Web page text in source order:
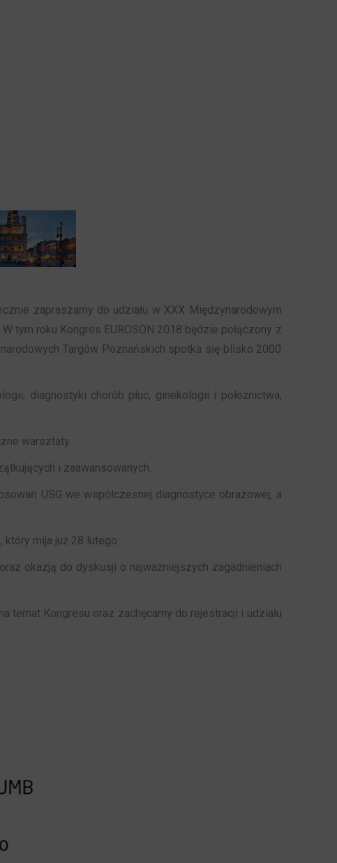
zapraszamy do udziału w XXX Międzynarodowym
tym roku Kongres EUROSON 2018 będzie połączony z
Targów Poznańskich spotka się blisko 2000
diagnostyki chorób płuc, ginekologii i położnictwa,
warsztaty.
i zaawansowanych.
USG we współczesnej diagnostyce obrazowej, a
który mija już 28 lutego.
okazją do dyskusji o najważniejszych zagadnieniach
temat Kongresu oraz zachęcamy do rejestracji i udziału